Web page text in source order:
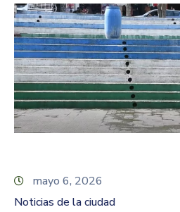
mayo 6, 2026
Noticias de la ciudad